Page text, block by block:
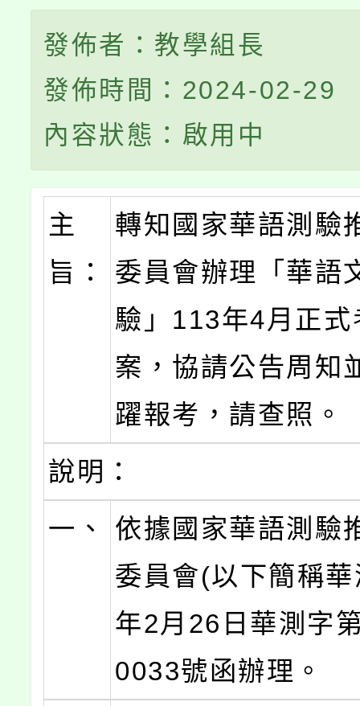
發佈者：教學組長
發佈時間：2024-02-29
內容狀態：啟用中
主
旨：
轉知國家華語測驗
委員會辦理「華語
驗」113年4月正式
案，協請公告周知
躍報考，請查照。
說明：
一、
依據國家華語測驗
委員會(以下簡稱
年2月26日華測字
0033號函辦理。